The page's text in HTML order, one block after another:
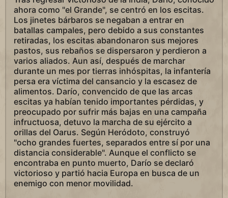
ahora como "el Grande", se centró en los escitas.
Los jinetes bárbaros se negaban a entrar en
batallas campales, pero debido a sus constantes
retiradas, los escitas abandonaron sus mejores
pastos, sus rebaños se dispersaron y perdieron a
varios aliados. Aun así, después de marchar
durante un mes por tierras inhóspitas, la infantería
persa era víctima del cansancio y la escasez de
alimentos. Darío, convencido de que las arcas
escitas ya habían tenido importantes pérdidas, y
preocupado por sufrir más bajas en una campaña
infructuosa, detuvo la marcha de su ejército a
orillas del Oarus. Según Heródoto, construyó
"ocho grandes fuertes, separados entre sí por una
distancia considerable". Aunque el conflicto se
encontraba en punto muerto, Darío se declaró
victorioso y partió hacia Europa en busca de un
enemigo con menor movilidad.